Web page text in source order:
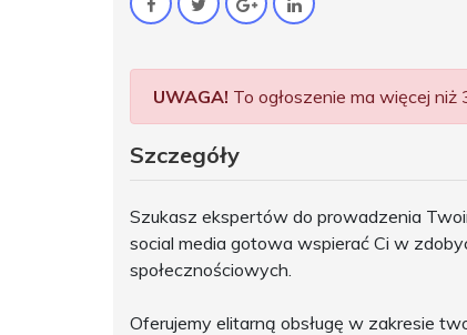
UWAGA! To ogłoszenie ma więcej
Szczegóły
Szukasz ekspertów do prowadzenia
social media gotowa wspierać Ci w
społecznościowych.
Oferujemy elitarną obsługę w zakresie